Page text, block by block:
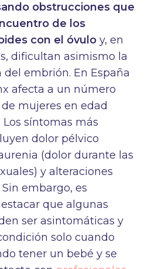
obstrucciones que
de los
con el óvulo y, en
dificultan asimismo la
embrión. En España
afecta a un número
mujeres en edad
síntomas más
dolor pélvico
(dolor durante las
y alteraciones
embargo, es
que algunas
ser asintomáticas y
solo cuando
tener un bebé y se